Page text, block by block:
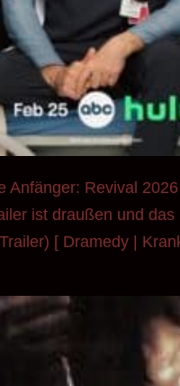
Anfänger: Revival 2026
ist draußen und das
[ Dramedy |